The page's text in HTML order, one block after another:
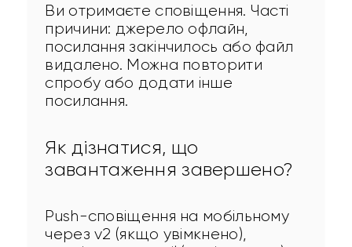
Ви отримаєте сповіщення. Часті
причини: джерело офлайн,
посилання закінчилось або файл
видалено. Можна повторити
спробу або додати інше
посилання.
Як дізнатися, що
завантаження завершено?
Push-сповіщення на мобільному
через v2 (якщо увімкнено),